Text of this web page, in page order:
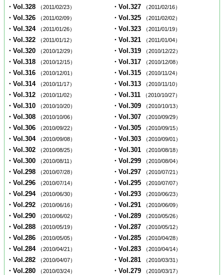
・Vol.328 （2011/02/23） ・Vol.327 （2011/02/16）
・Vol.326 （2011/02/09） ・Vol.325 （2011/02/02）
・Vol.324 （2011/01/26） ・Vol.323 （2011/01/19）
・Vol.322 （2011/01/12） ・Vol.321 （2011/01/04）
・Vol.320 （2010/12/29） ・Vol.319 （2010/12/22）
・Vol.318 （2010/12/15） ・Vol.317 （2010/12/08）
・Vol.316 （2010/12/01） ・Vol.315 （2010/11/24）
・Vol.314 （2010/11/17） ・Vol.313 （2010/11/10）
・Vol.312 （2010/11/02） ・Vol.311 （2010/10/27）
・Vol.310 （2010/10/20） ・Vol.309 （2010/10/13）
・Vol.308 （2010/10/06） ・Vol.307 （2010/09/29）
・Vol.306 （2010/09/22） ・Vol.305 （2010/09/15）
・Vol.304 （2010/09/08） ・Vol.303 （2010/09/01）
・Vol.302 （2010/08/25） ・Vol.301 （2010/08/18）
・Vol.300 （2010/08/11） ・Vol.299 （2010/08/04）
・Vol.298 （2010/07/28） ・Vol.297 （2010/07/21）
・Vol.296 （2010/07/14） ・Vol.295 （2010/07/07）
・Vol.294 （2010/06/30） ・Vol.293 （2010/06/23）
・Vol.292 （2010/06/16） ・Vol.291 （2010/06/09）
・Vol.290 （2010/06/02） ・Vol.289 （2010/05/26）
・Vol.288 （2010/05/19） ・Vol.287 （2010/05/12）
・Vol.286 （2010/05/05） ・Vol.285 （2010/04/28）
・Vol.284 （2010/04/21） ・Vol.283 （2010/04/14）
・Vol.282 （2010/04/07） ・Vol.281 （2010/03/31）
・Vol.280 （2010/03/24） ・Vol.279 （2010/03/17）